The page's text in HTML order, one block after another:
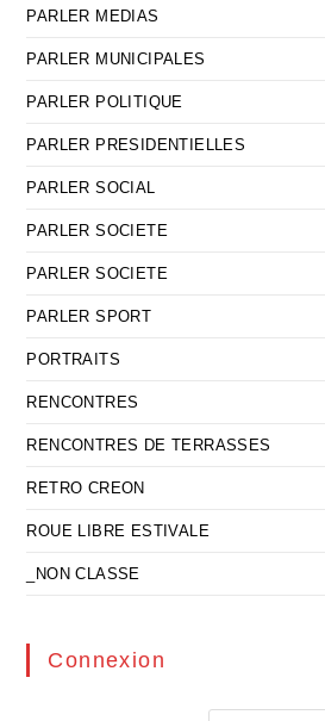
PARLER MEDIAS
PARLER MUNICIPALES
PARLER POLITIQUE
PARLER PRESIDENTIELLES
PARLER SOCIAL
PARLER SOCIETE
PARLER SOCIETE
PARLER SPORT
PORTRAITS
RENCONTRES
RENCONTRES DE TERRASSES
RETRO CREON
ROUE LIBRE ESTIVALE
_NON CLASSE
Connexion